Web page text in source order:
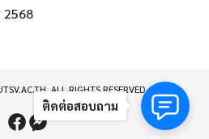
ALL RIGHTS RESERVED.
ติดต่อสอบถาม